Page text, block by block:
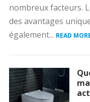
nombreux facteurs.
des avantages
également... READ